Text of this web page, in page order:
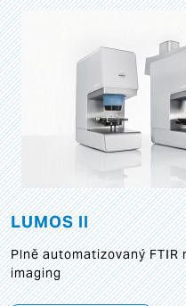
LUMOS II
Plně automatizovaný
imaging